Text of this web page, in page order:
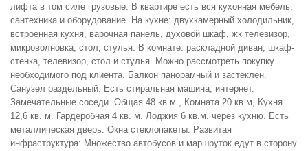
лифта в том силе грузовые. В квартире есть вся кухонная мебель,
сантехника и оборудование. На кухне: двухкамерный холодильник,
встроенная кухня, варочная панель, духовой шкаф, жк телевизор,
микроволновка, стол, стулья. В комнате: раскладной диван, шкаф-
стенка, телевизор, стол и стулья. Можно рассмотреть покупку
необходимого под клиента. Балкон панорамный и застеклен.
Санузел раздельный. Есть стиральная машина, интернет.
Замечательные соседи. Общая 48 кв.м., Комната 20 кв.м, Кухня
12,6 кв. м. Гардеробная 4 кв. м. Лоджия 6 кв.м. через кухню. Есть
металлическая дверь. Окна стеклопакеты. Развитая
инфраструктура: Множество автобусов и маршруток едут в сторону